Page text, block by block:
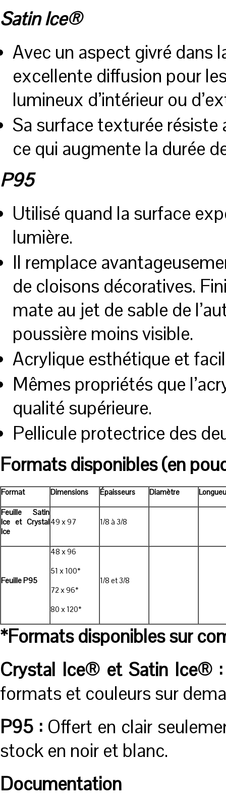
Satin Ice®
Avec un aspect givré dans
excellente diffusion pour
lumineux d’intérieur ou
Sa surface texturée
ce qui augmente la durée
P95
Utilisé quand la surface
lumière.
Il remplace
de cloisons décoratives.
mate au jet de sable de
poussière moins visible.
Acrylique esthétique et
Mêmes propriétés que
qualité supérieure.
Pellicule protectrice des
Formats disponibles (en
Format Dimensions Épaisseurs Diamètre
Feuille Satin
Ice et Crystal
Ice
49 x 97 1/8 à 3/8
Feuille P95
48 x 96
51 x 100*
72 x 96*
80 x 120*
1/8 et 3/8
*Formats disponibles sur
Crystal Ice® et Satin Ice® :
formats et couleurs sur
P95 : Offert en clair
stock en noir et blanc.
Documentation